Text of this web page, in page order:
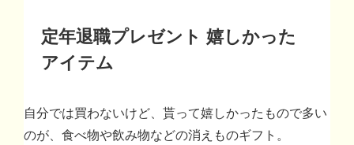
定年退職プレゼント 嬉しかった
アイテム
自分では買わないけど、貰って嬉しかったもので多い
のが、食べ物や飲み物などの消えものギフト。